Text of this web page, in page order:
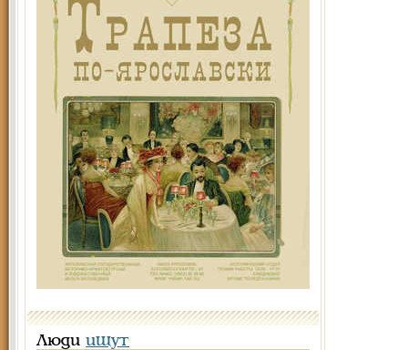
Люди ищут